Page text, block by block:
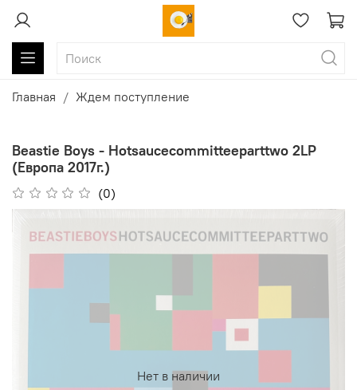
Главная Ждем поступление
Beastie Boys - Hotsaucecommitteeparttwo 2LP
(Европа 2017г.)
(0)
Нет в наличии